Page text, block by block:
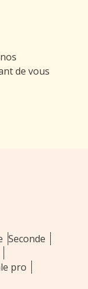
de vous
Seconde
pro